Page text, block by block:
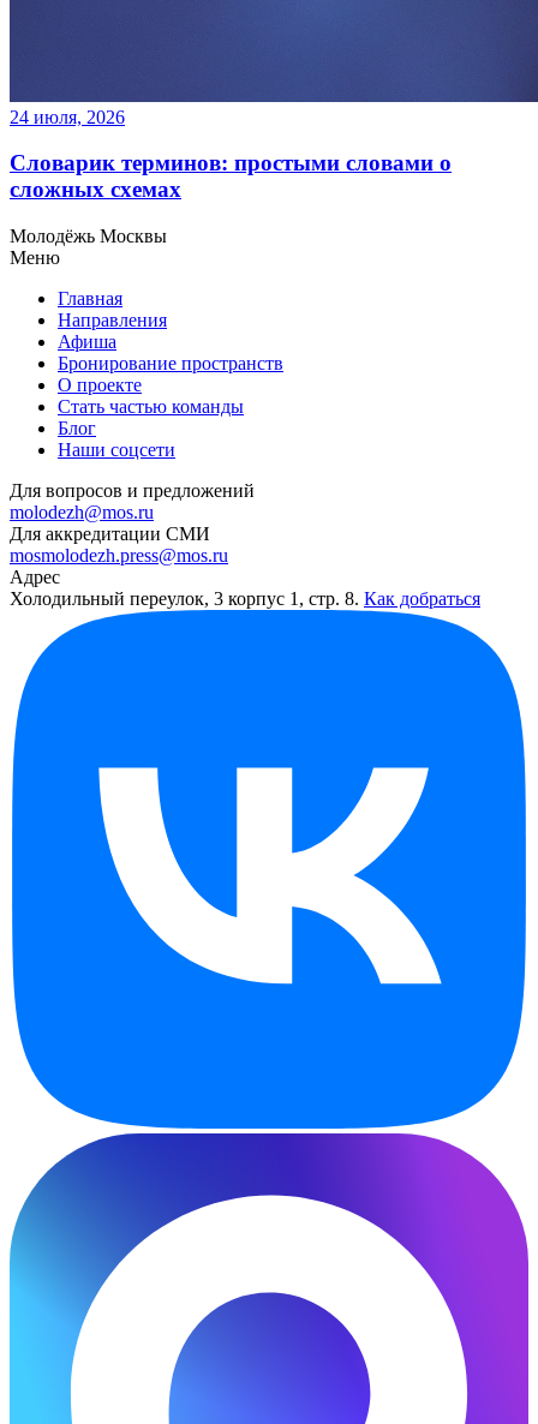
24 июля, 2026
Словарик терминов: простыми словами о
сложных схемах
Молодёжь Москвы
Меню
Главная
Направления
Афиша
Бронирование пространств
О проекте
Стать частью команды
Блог
Наши соцсети
Для вопросов и предложений
molodezh@mos.ru
Для аккредитации СМИ
mosmolodezh.press@mos.ru
Адрес
Холодильный переулок, 3 корпус 1, стр. 8. Как добраться